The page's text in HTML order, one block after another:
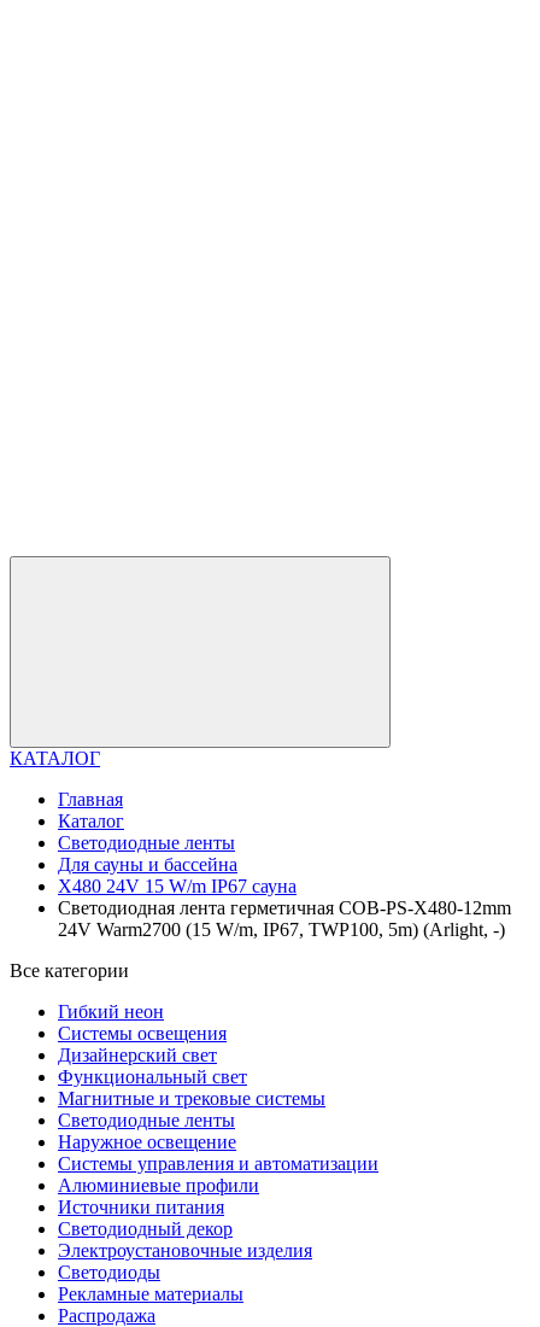
КАТАЛОГ
Главная
Каталог
Светодиодные ленты
Для сауны и бассейна
X480 24V 15 W/m IP67 сауна
Светодиодная лента герметичная COB-PS-X480-12mm
24V Warm2700 (15 W/m, IP67, TWP100, 5m) (Arlight, -)
Все категории
Гибкий неон
Системы освещения
Дизайнерский свет
Функциональный свет
Магнитные и трековые системы
Светодиодные ленты
Наружное освещение
Системы управления и автоматизации
Алюминиевые профили
Источники питания
Светодиодный декор
Электроустановочные изделия
Светодиоды
Рекламные материалы
Распродажа